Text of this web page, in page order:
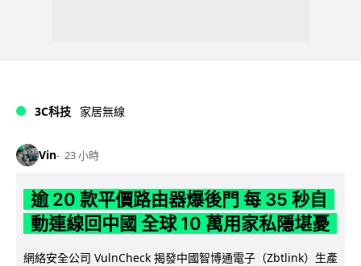
3C科技 家居無線
Vin 23 小時
逾 20 款平價路由器爆後門 每 35 秒自
動連線回中國 全球 10 萬用家私隱堪憂
網絡安全公司 VulnCheck 揭發中國智博通電子（Zbtlink）生產